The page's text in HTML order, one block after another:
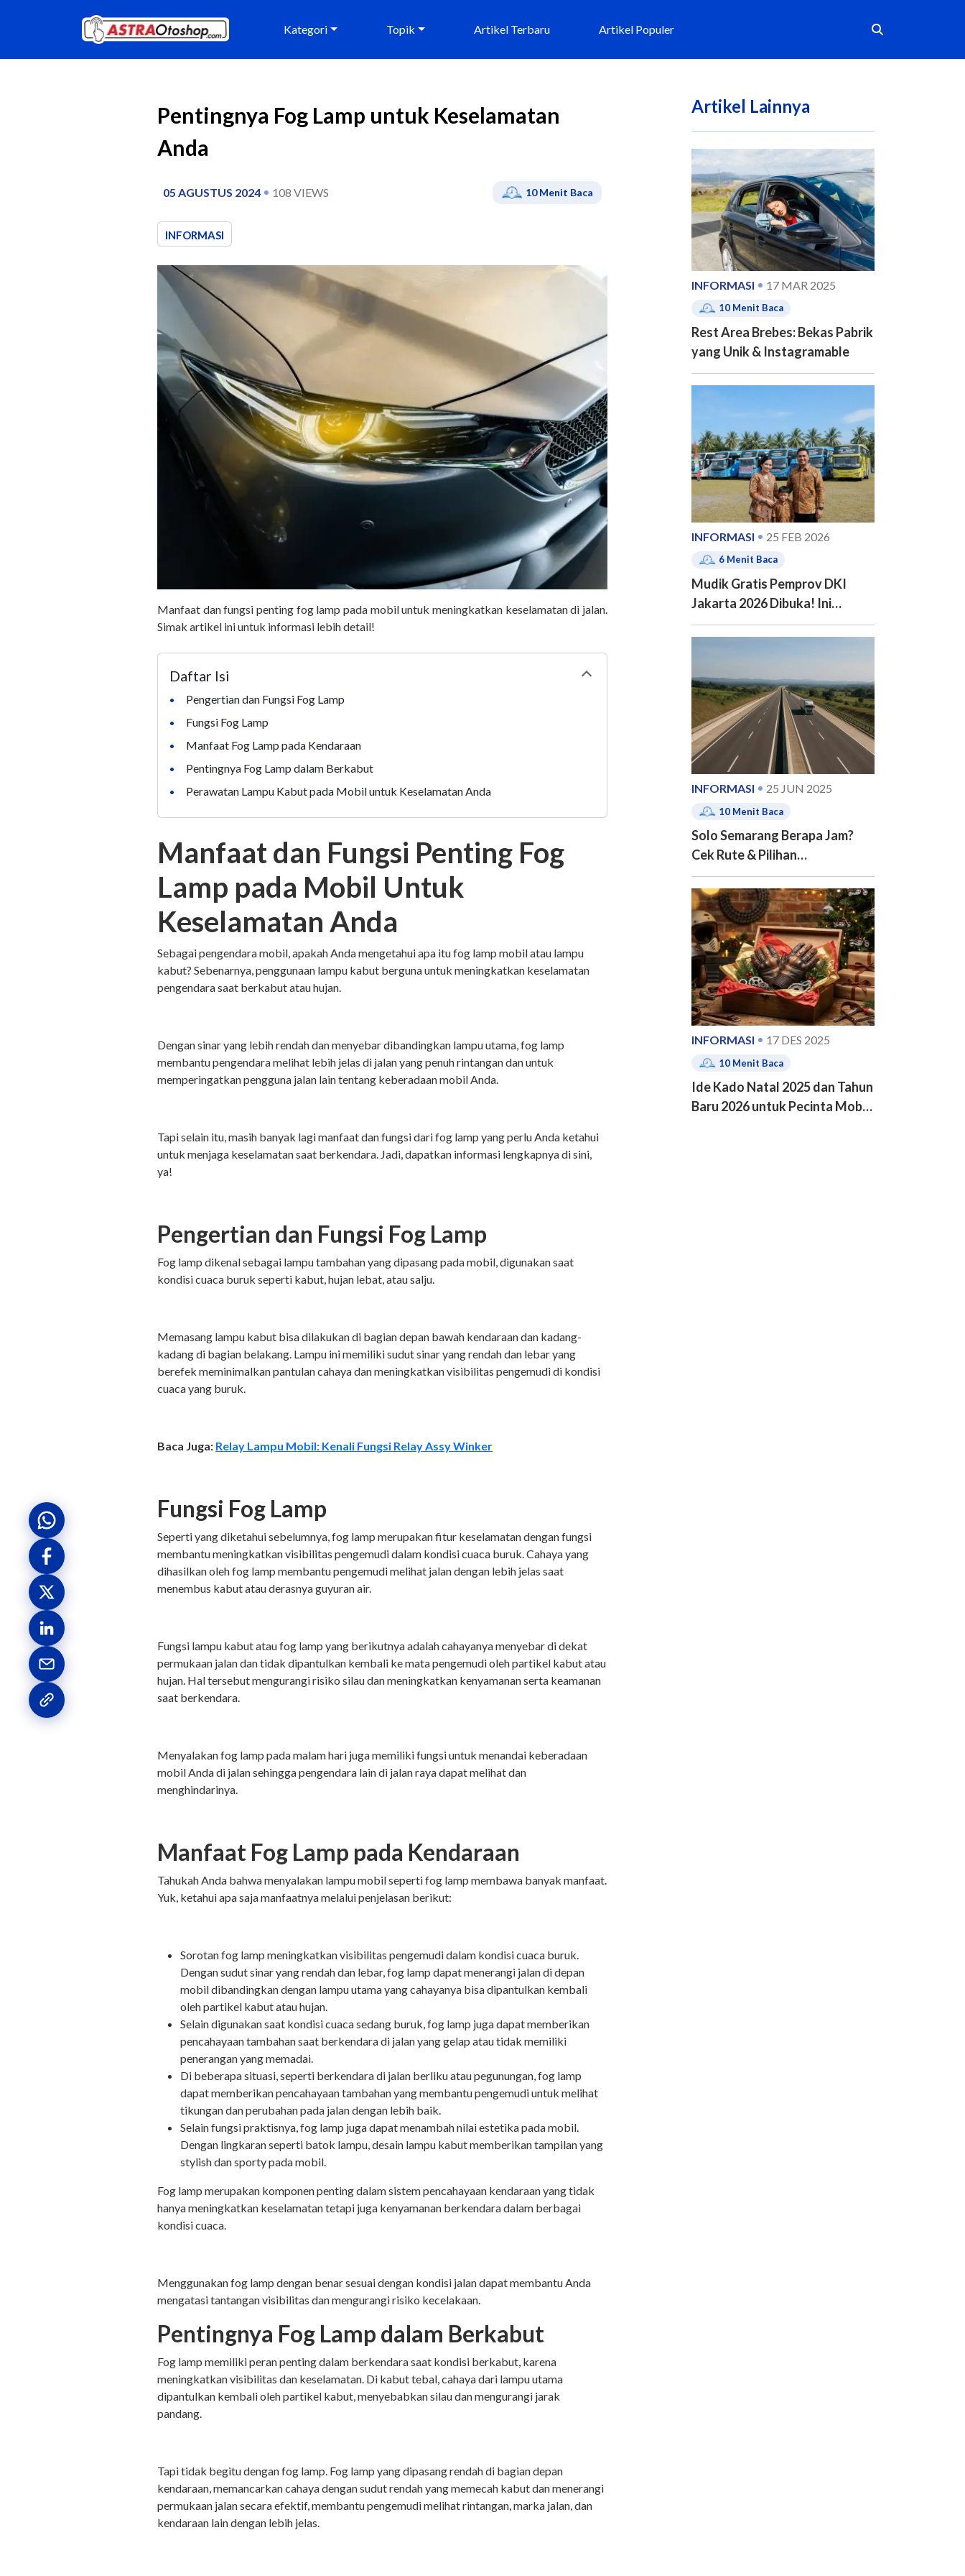
Kategori Topik Artikel Terbaru Artikel Populer
Pentingnya Fog Lamp untuk Keselamatan
Anda
05 AGUSTUS 2024 108 VIEWS 10Menit Baca
INFORMASI
Manfaat dan fungsi penting fog lamp pada mobil untuk meningkatkan keselamatan di jalan.
Simak artikel ini untuk informasi lebih detail!
Daftar Isi
table of contents
•
Pengertian dan Fungsi Fog Lamp
• Fungsi Fog Lamp
• Manfaat Fog Lamp pada Kendaraan
• Pentingnya Fog Lamp dalam Berkabut
• Perawatan Lampu Kabut pada Mobil untuk Keselamatan Anda
Manfaat dan Fungsi Penting Fog
Lamp pada Mobil Untuk
Keselamatan Anda
Sebagai pengendara mobil, apakah Anda mengetahui apa itu fog lamp mobil atau lampu
kabut? Sebenarnya, penggunaan lampu kabut berguna untuk meningkatkan keselamatan
pengendara saat berkabut atau hujan.
Dengan sinar yang lebih rendah dan menyebar dibandingkan lampu utama, fog lamp
membantu pengendara melihat lebih jelas di jalan yang penuh rintangan dan untuk
memperingatkan pengguna jalan lain tentang keberadaan mobil Anda.
Tapi selain itu, masih banyak lagi manfaat dan fungsi dari fog lamp yang perlu Anda ketahui
untuk menjaga keselamatan saat berkendara. Jadi, dapatkan informasi lengkapnya di sini,
ya!
Pengertian dan Fungsi Fog Lamp
Fog lamp dikenal sebagai lampu tambahan yang dipasang pada mobil, digunakan saat
kondisi cuaca buruk seperti kabut, hujan lebat, atau salju.
Memasang lampu kabut bisa dilakukan di bagian depan bawah kendaraan dan kadang-
kadang di bagian belakang. Lampu ini memiliki sudut sinar yang rendah dan lebar yang
berefek meminimalkan pantulan cahaya dan meningkatkan visibilitas pengemudi di kondisi
cuaca yang buruk.
Baca Juga: Relay Lampu Mobil: Kenali Fungsi Relay Assy Winker
Fungsi Fog Lamp
Seperti yang diketahui sebelumnya, fog lamp merupakan fitur keselamatan dengan fungsi
membantu meningkatkan visibilitas pengemudi dalam kondisi cuaca buruk. Cahaya yang
dihasilkan oleh fog lamp membantu pengemudi melihat jalan dengan lebih jelas saat
menembus kabut atau derasnya guyuran air.
Fungsi lampu kabut atau fog lamp yang berikutnya adalah cahayanya menyebar di dekat
permukaan jalan dan tidak dipantulkan kembali ke mata pengemudi oleh partikel kabut atau
hujan. Hal tersebut mengurangi risiko silau dan meningkatkan kenyamanan serta keamanan
saat berkendara.
Menyalakan fog lamp pada malam hari juga memiliki fungsi untuk menandai keberadaan
mobil Anda di jalan sehingga pengendara lain di jalan raya dapat melihat dan
menghindarinya.
Manfaat Fog Lamp pada Kendaraan
Tahukah Anda bahwa menyalakan lampu mobil seperti fog lamp membawa banyak manfaat.
Yuk, ketahui apa saja manfaatnya melalui penjelasan berikut:
Sorotan fog lamp meningkatkan visibilitas pengemudi dalam kondisi cuaca buruk.
Dengan sudut sinar yang rendah dan lebar, fog lamp dapat menerangi jalan di depan
mobil dibandingkan dengan lampu utama yang cahayanya bisa dipantulkan kembali
oleh partikel kabut atau hujan.
Selain digunakan saat kondisi cuaca sedang buruk, fog lamp juga dapat memberikan
pencahayaan tambahan saat berkendara di jalan yang gelap atau tidak memiliki
penerangan yang memadai.
Di beberapa situasi, seperti berkendara di jalan berliku atau pegunungan, fog lamp
dapat memberikan pencahayaan tambahan yang membantu pengemudi untuk melihat
tikungan dan perubahan pada jalan dengan lebih baik.
Selain fungsi praktisnya, fog lamp juga dapat menambah nilai estetika pada mobil.
Dengan lingkaran seperti batok lampu, desain lampu kabut memberikan tampilan yang
stylish dan sporty pada mobil.
Fog lamp merupakan komponen penting dalam sistem pencahayaan kendaraan yang tidak
hanya meningkatkan keselamatan tetapi juga kenyamanan berkendara dalam berbagai
kondisi cuaca.
Menggunakan fog lamp dengan benar sesuai dengan kondisi jalan dapat membantu Anda
mengatasi tantangan visibilitas dan mengurangi risiko kecelakaan.
Pentingnya Fog Lamp dalam Berkabut
Fog lamp memiliki peran penting dalam berkendara saat kondisi berkabut, karena
meningkatkan visibilitas dan keselamatan. Di kabut tebal, cahaya dari lampu utama
dipantulkan kembali oleh partikel kabut, menyebabkan silau dan mengurangi jarak
pandang.
Tapi tidak begitu dengan fog lamp. Fog lamp yang dipasang rendah di bagian depan
kendaraan, memancarkan cahaya dengan sudut rendah yang memecah kabut dan menerangi
permukaan jalan secara efektif, membantu pengemudi melihat rintangan, marka jalan, dan
kendaraan lain dengan lebih jelas.
Artikel Lainnya
INFORMASI 17 MAR 2025
10 Menit Baca
Rest Area Brebes: Bekas Pabrik
yang Unik & Instagramable
INFORMASI 25 FEB 2026
6 Menit Baca
Mudik Gratis Pemprov DKI
Jakarta 2026 Dibuka! Ini
Jadwal, 20 Kota Tujuan dan
Cara Pendaftarannya
INFORMASI 25 JUN 2025
10 Menit Baca
Solo Semarang Berapa Jam?
Cek Rute & Pilihan
Transportasinya
INFORMASI 17 DES 2025
10 Menit Baca
Ide Kado Natal 2025 dan Tahun
Baru 2026 untuk Pecinta Mobil